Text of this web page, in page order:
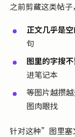
之前剪藏这类帖子
正文几乎是
句
图里的字搜
进笔记本
等图片越攒
图肉眼找
针对这种”图里塞